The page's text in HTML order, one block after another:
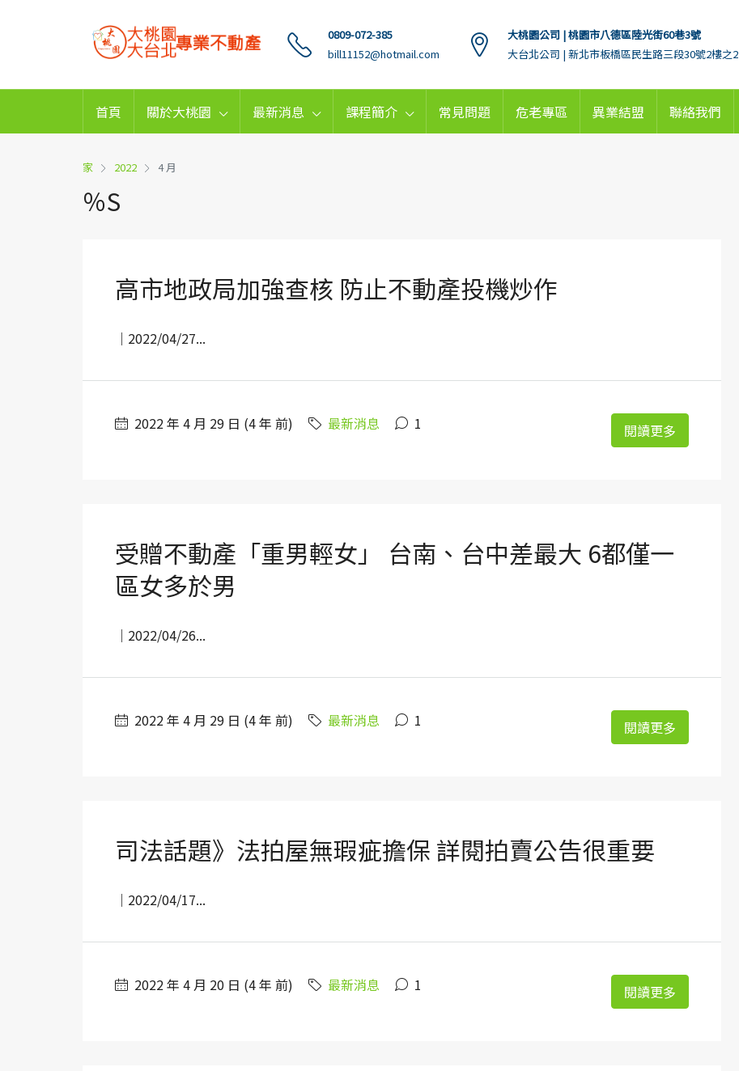
0809-072-385
bill11152@hotmail.com
大桃園公司 | 桃園市八德區陸光街60巷3號
大台北公司 | 新北市板橋區民生路三段30號2樓之2
首頁 關於大桃園 最新消息 課程簡介 常見問題 危老專區 異業結盟 聯絡我們
家 2022 4 月
％S
高市地政局加強查核 防止不動產投機炒作
｜2022/04/27...
2022 年 4 月 29 日 (4 年 前) 最新消息 1 閱讀更多
受贈不動產「重男輕女」 台南、台中差最大 6都僅一
區女多於男
｜2022/04/26...
2022 年 4 月 29 日 (4 年 前) 最新消息 1 閱讀更多
司法話題》法拍屋無瑕疵擔保 詳閱拍賣公告很重要
｜2022/04/17...
2022 年 4 月 20 日 (4 年 前) 最新消息 1 閱讀更多